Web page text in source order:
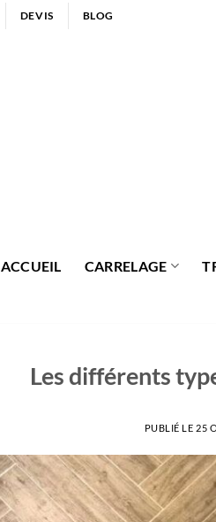
DEVIS BLOG
ACCUEIL CARRELAGE
Les différents
PUBLIÉ LE 25